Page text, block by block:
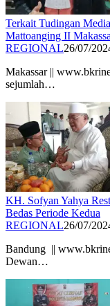
Terkait Tudingan
Mattoanging II
REGIONAL26/07/
Makassar ||
sejumlah…
KH. Sofyan Yahya
Bedas Periode Kedua
REGIONAL26/07/
Bandung ||
Dewan…